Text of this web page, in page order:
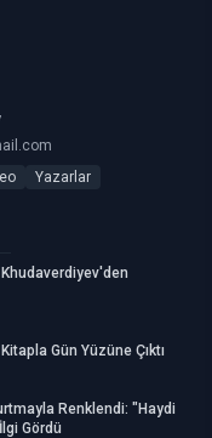
Yazarlar
Gün Yüzüne Çıktı
Renklendi: "Haydi
Gördü